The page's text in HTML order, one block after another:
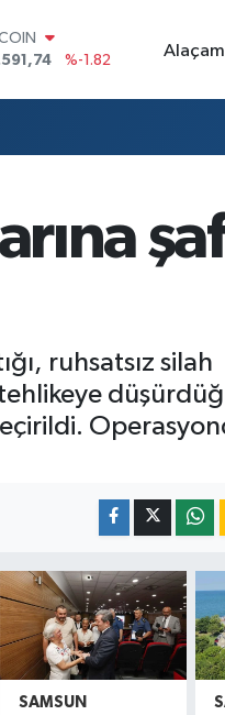
%0.02
%0
Alaçam
ruhsatsız silah
SAMSUN